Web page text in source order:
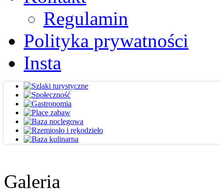
Regulamin
Polityka prywatności
Insta
Galeria